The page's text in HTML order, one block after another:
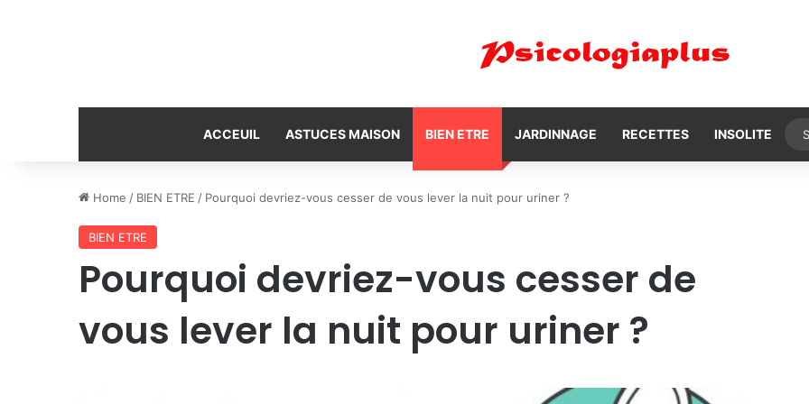
ACCEUIL ASTUCES MAISON BIEN ETRE JARDINNAGE RECETTES INSOLITE
Home / BIEN ETRE / Pourquoi devriez-vous cesser de vous lever la nuit pour uriner ?
BIEN ETRE
Pourquoi devriez-vous cesser de
vous lever la nuit pour uriner ?